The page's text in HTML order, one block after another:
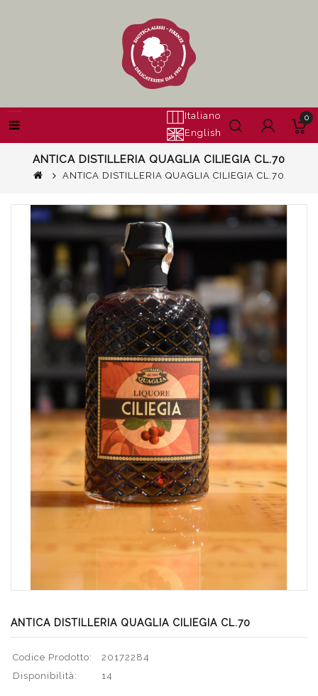
Italiano
English
0
ANTICA DISTILLERIA QUAGLIA CILIEGIA CL.70
ANTICA DISTILLERIA QUAGLIA CILIEGIA CL.70
ANTICA DISTILLERIA QUAGLIA CILIEGIA CL.70
Codice Prodotto:
20172284
Disponibilità:
14